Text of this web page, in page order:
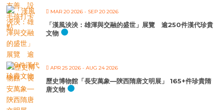
MAR 20 2026 - SEP 20 2026
「漢風泱泱：雄渾與交融的盛世」展覽 逾250件漢代珍貴
文物
APR 25 2026 - AUG 24 2026
歷史博物館「長安萬象—陝西隋唐文明展」 165+件珍貴隋
唐文物